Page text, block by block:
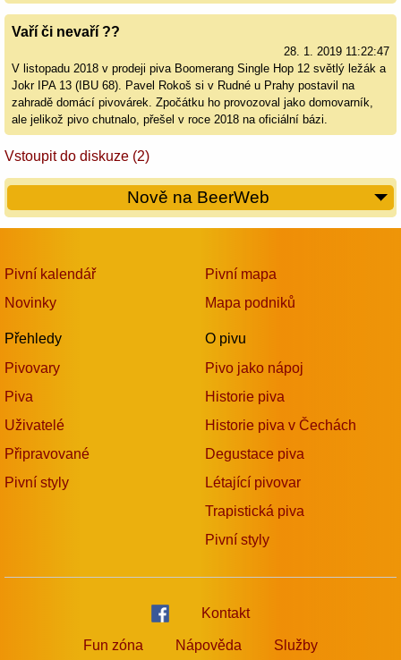
Vaří či nevaří ??
28. 1. 2019 11:22:47
V listopadu 2018 v prodeji piva Boomerang Single Hop 12 světlý ležák a
Jokr IPA 13 (IBU 68). Pavel Rokoš si v Rudné u Prahy postavil na
zahradě domácí pivovárek. Zpočátku ho provozoval jako domovarník,
ale jelikož pivo chutnalo, přešel v roce 2018 na oficiální bázi.
Vstoupit do diskuze (2)
Nově na BeerWeb
Pivní kalendář
Novinky
Přehledy
Pivovary
Piva
Uživatelé
Připravované
Pivní styly
Pivní mapa
Mapa podniků
O pivu
Pivo jako nápoj
Historie piva
Historie piva v Čechách
Degustace piva
Létající pivovar
Trapistická piva
Pivní styly
Kontakt
Fun zóna Nápověda Služby